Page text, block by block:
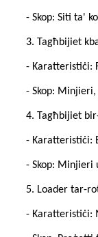
- Skop: Siti ta'
3. Tagħbijiet
- Karatteristiċi:
- Skop:
4. Tagħbijiet
- Karatteristiċi:
- Skop:
5. Loader tar-
- Karatteristiċi: